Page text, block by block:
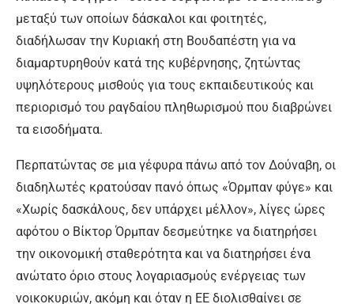
μεταξύ των οποίων δάσκαλοι και φοιτητές,
διαδήλωσαν την Κυριακή στη Βουδαπέστη για να
διαμαρτυρηθούν κατά της κυβέρνησης, ζητώντας
υψηλότερους μισθούς για τους εκπαιδευτικούς και
περιορισμό του ραγδαίου πληθωρισμού που διαβρώνει
τα εισοδήματα.
Περπατώντας σε μια γέφυρα πάνω από τον Δούναβη, οι
διαδηλωτές κρατούσαν πανό όπως «Όρμπαν φύγε» και
«Χωρίς δασκάλους, δεν υπάρχει μέλλον», λίγες ώρες
αφότου ο Βίκτορ Όρμπαν δεσμεύτηκε να διατηρήσει
την οικονομική σταθερότητα και να διατηρήσει ένα
ανώτατο όριο στους λογαριασμούς ενέργειας των
νοικοκυριών, ακόμη και όταν η ΕΕ διολισθαίνει σε